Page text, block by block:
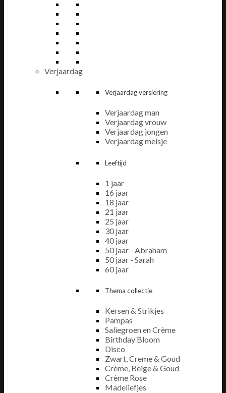
Verjaardag
Verjaardag versiering
Verjaardag man
Verjaardag vrouw
Verjaardag jongen
Verjaardag meisje
Leeftijd
1 jaar
16 jaar
18 jaar
21 jaar
25 jaar
30 jaar
40 jaar
50 jaar - Abraham
50 jaar - Sarah
60 jaar
Thema collectie
Kersen & Strikjes
Pampas
Saliegroen en Crème
Birthday Bloom
Disco
Zwart, Creme & Goud
Crème, Beige & Goud
Crème Rose
Madeliefjes